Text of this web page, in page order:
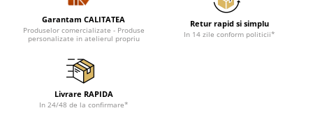
Garantam CALITATEA
Produselor comercializate - Produse
personalizate in atelierul propriu
Retur rapid si simplu
In 14 zile conform politicii*
Livrare RAPIDA
In 24/48 de la confirmare*